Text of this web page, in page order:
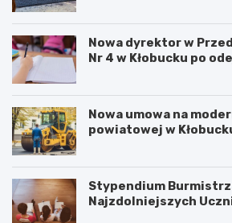
Nowa dyrektor w
Nr 4 w Kłobucku po
Nowa umowa na
powiatowej w
Stypendium
Najzdolniejszych